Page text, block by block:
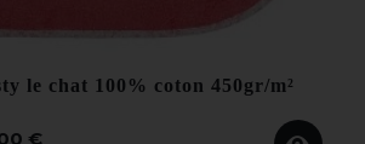
le chat 100% coton 450gr/m²
€